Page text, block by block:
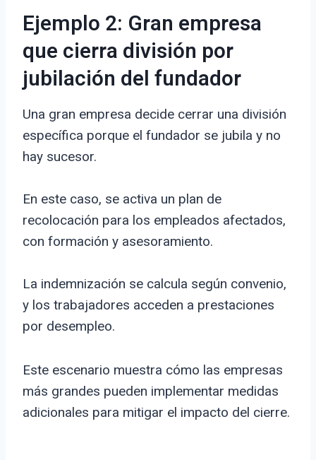
Ejemplo 2: Gran empresa
que cierra división por
jubilación del fundador
Una gran empresa decide cerrar una división
específica porque el fundador se jubila y no
hay sucesor.
En este caso, se activa un plan de
recolocación para los empleados afectados,
con formación y asesoramiento.
La indemnización se calcula según convenio,
y los trabajadores acceden a prestaciones
por desempleo.
Este escenario muestra cómo las empresas
más grandes pueden implementar medidas
adicionales para mitigar el impacto del cierre.